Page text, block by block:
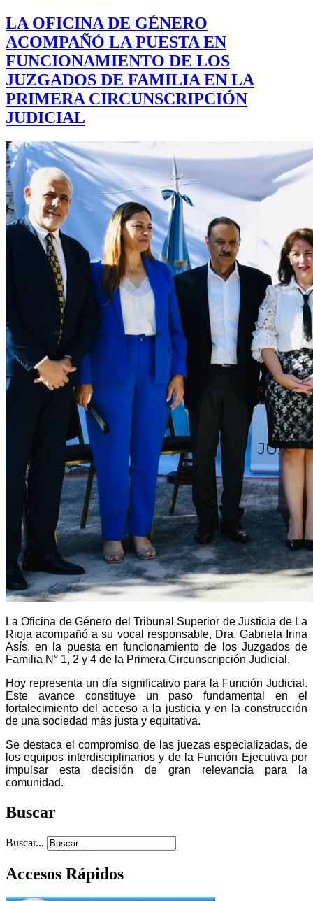
LA OFICINA DE GÉNERO
ACOMPAÑÓ LA PUESTA EN
FUNCIONAMIENTO DE LOS
JUZGADOS DE FAMILIA EN LA
PRIMERA CIRCUNSCRIPCIÓN
JUDICIAL
La Oficina de Género del Tribunal Superior de Justicia de La
Rioja acompañó a su vocal responsable, Dra. Gabriela Irina
Asís, en la puesta en funcionamiento de los Juzgados de
Familia N° 1, 2 y 4 de la Primera Circunscripción Judicial.
Hoy representa un día significativo para la Función Judicial.
Este avance constituye un paso fundamental en el
fortalecimiento del acceso a la justicia y en la construcción
de una sociedad más justa y equitativa.
Se destaca el compromiso de las juezas especializadas, de
los equipos interdisciplinarios y de la Función Ejecutiva por
impulsar esta decisión de gran relevancia para la
comunidad.
Buscar
Buscar...
Accesos Rápidos